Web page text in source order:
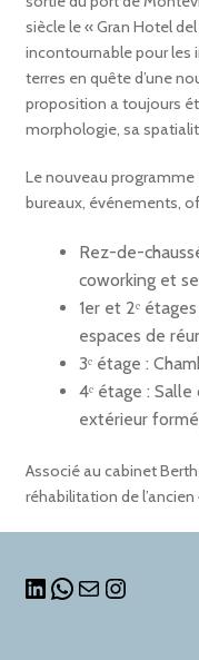
siècle le « Gran Hotel
incontournable pour les
terres en quête d’une
proposition a toujours
morphologie, sa
Le nouveau
bureaux, événements,
Rez-de-
coworking et
1er et 2ᵉ
espaces de
3ᵉ étage :
4ᵉ étage :
extérieur
Associé au cabinet
réhabilitation de
LINKEDIN
MAIL